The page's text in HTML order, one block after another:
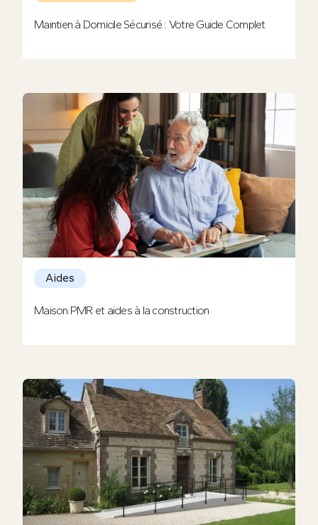
Maintien à Domicile Sécurisé : Votre Guide Complet
Aides
Maison PMR et aides à la construction